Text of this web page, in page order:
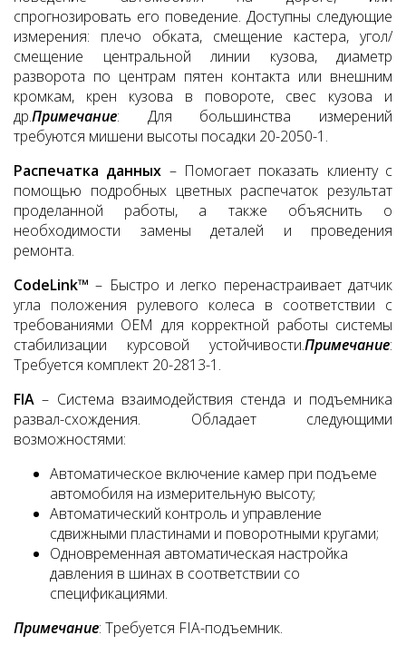
спрогнозировать его поведение. Доступны следующие
измерения: плечо обката, смещение кастера, угол/
смещение центральной линии кузова, диаметр
разворота по центрам пятен контакта или внешним
кромкам, крен кузова в повороте, свес кузова и
др.Примечание: Для большинства измерений
требуются мишени высоты посадки 20-2050-1.
Распечатка данных – Помогает показать клиенту с
помощью подробных цветных распечаток результат
проделанной работы, а также объяснить о
необходимости замены деталей и проведения
ремонта.
CodeLink™ – Быстро и легко перенастраивает датчик
угла положения рулевого колеса в соответствии с
требованиями OEM для корректной работы системы
стабилизации курсовой устойчивости.Примечание:
Требуется комплект 20-2813-1.
FIA– Система взаимодействия стенда и подъемника
развал-схождения. Обладает следующими
возможностями:
Автоматическое включение камер при подъеме
автомобиля на измерительную высоту;
Автоматический контроль и управление
сдвижными пластинами и поворотными кругами;
Одновременная автоматическая настройка
давления в шинах в соответствии со
спецификациями.
Примечание: Требуется FIA-подъемник.